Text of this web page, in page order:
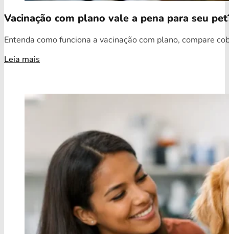
Vacinação com plano vale a pena para seu
Entenda como funciona a vacinação com plano, compare
Leia mais